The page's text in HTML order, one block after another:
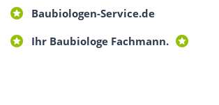
Baubiologen-Service.de
Ihr Baubiologe Fachmann.